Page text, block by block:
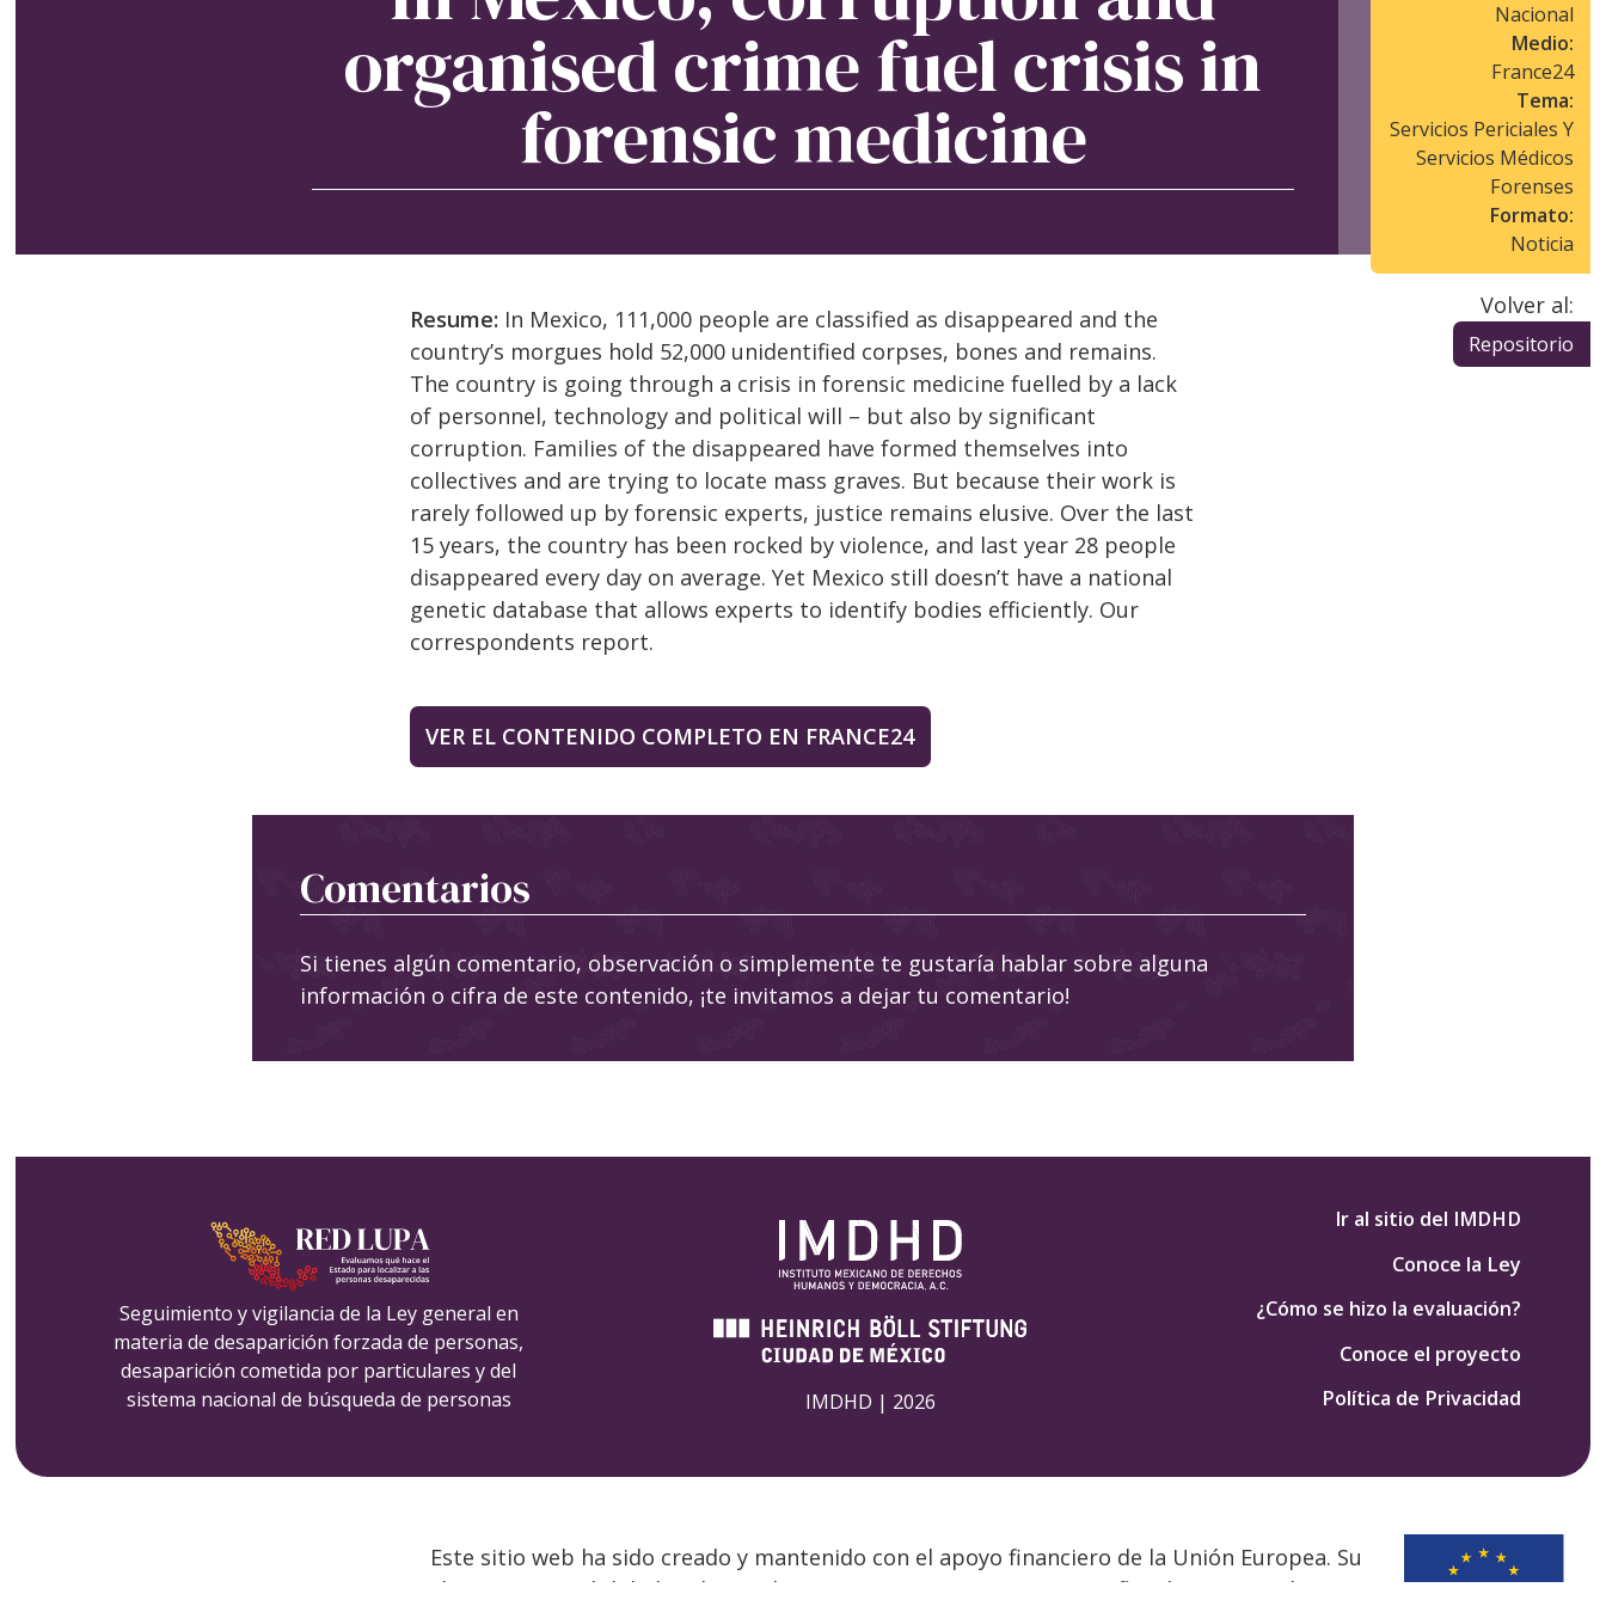
organised crime fuel crisis in
forensic medicine
Nacional
Medio:
France24
Tema:
Servicios Periciales Y
Servicios Médicos
Forenses
Formato:
Noticia
Volver al:
Repositorio
Resume: In Mexico, 111,000 people are classified as disappeared and the
country’s morgues hold 52,000 unidentified corpses, bones and remains.
The country is going through a crisis in forensic medicine fuelled by a lack
of personnel, technology and political will – but also by significant
corruption. Families of the disappeared have formed themselves into
collectives and are trying to locate mass graves. But because their work is
rarely followed up by forensic experts, justice remains elusive. Over the last
15 years, the country has been rocked by violence, and last year 28 people
disappeared every day on average. Yet Mexico still doesn’t have a national
genetic database that allows experts to identify bodies efficiently. Our
correspondents report.
VER EL CONTENIDO COMPLETO EN FRANCE24
Comentarios
Si tienes algún comentario, observación o simplemente te gustaría hablar sobre alguna
información o cifra de este contenido, ¡te invitamos a dejar tu comentario!
Seguimiento y vigilancia de la Ley general en
materia de desaparición forzada de personas,
desaparición cometida por particulares y del
sistema nacional de búsqueda de personas
IMDHD | 2026
Ir al sitio del IMDHD
Conoce la Ley
¿Cómo se hizo la evaluación?
Conoce el proyecto
Política de Privacidad
Este sitio web ha sido creado y mantenido con el apoyo financiero de la Unión Europea. Su
contenido es responsabilidad exclusiva de IMDHD y no necesariamente refleja los puntos de vista